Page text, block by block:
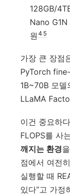
128GB/
Nano
원 4 5
가장 큰 장점
PyTorch
1B~70B 모델
LLaMA
이건 중요하
FLOPS를 사
깨지는 환경
점에서 여전
실행할 때
있다”고 가정